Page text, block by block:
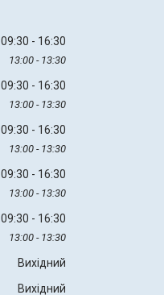
09:30 16:30
13:00 13:30
09:30 16:30
13:00 13:30
09:30 16:30
13:00 13:30
09:30 16:30
13:00 13:30
09:30 16:30
13:00 13:30
Вихідний
Вихідний